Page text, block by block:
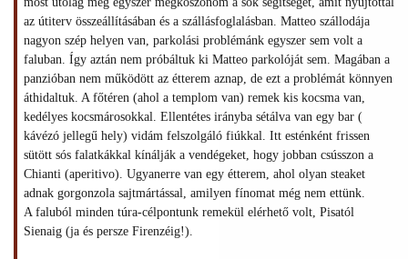
az útiterv összeállításában és a szállásfoglalásban. Matteo szállodája
nagyon szép helyen van, parkolási problémánk egyszer sem volt a
faluban. Így aztán nem próbáltuk ki Matteo parkolóját sem. Magában a
panzióban nem működött az étterem aznap, de ezt a problémát könnyen
áthidaltuk. A főtéren (ahol a templom van) remek kis kocsma van,
kedélyes kocsmárosokkal. Ellentétes irányba sétálva van egy bar (
kávézó jellegű hely) vidám felszolgáló fiúkkal. Itt esténként frissen
sütött sós falatkákkal kínálják a vendégeket, hogy jobban csússzon a
Chianti (aperitivo). Ugyanerre van egy étterem, ahol olyan steaket
adnak gorgonzola sajtmártással, amilyen fínomat még nem ettünk.
A faluból minden túra-célpontunk remekül elérhető volt, Pisatól
Sienaig (ja és persze Firenzéig!).